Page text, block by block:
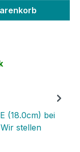
(18.0cm) bei
stellen